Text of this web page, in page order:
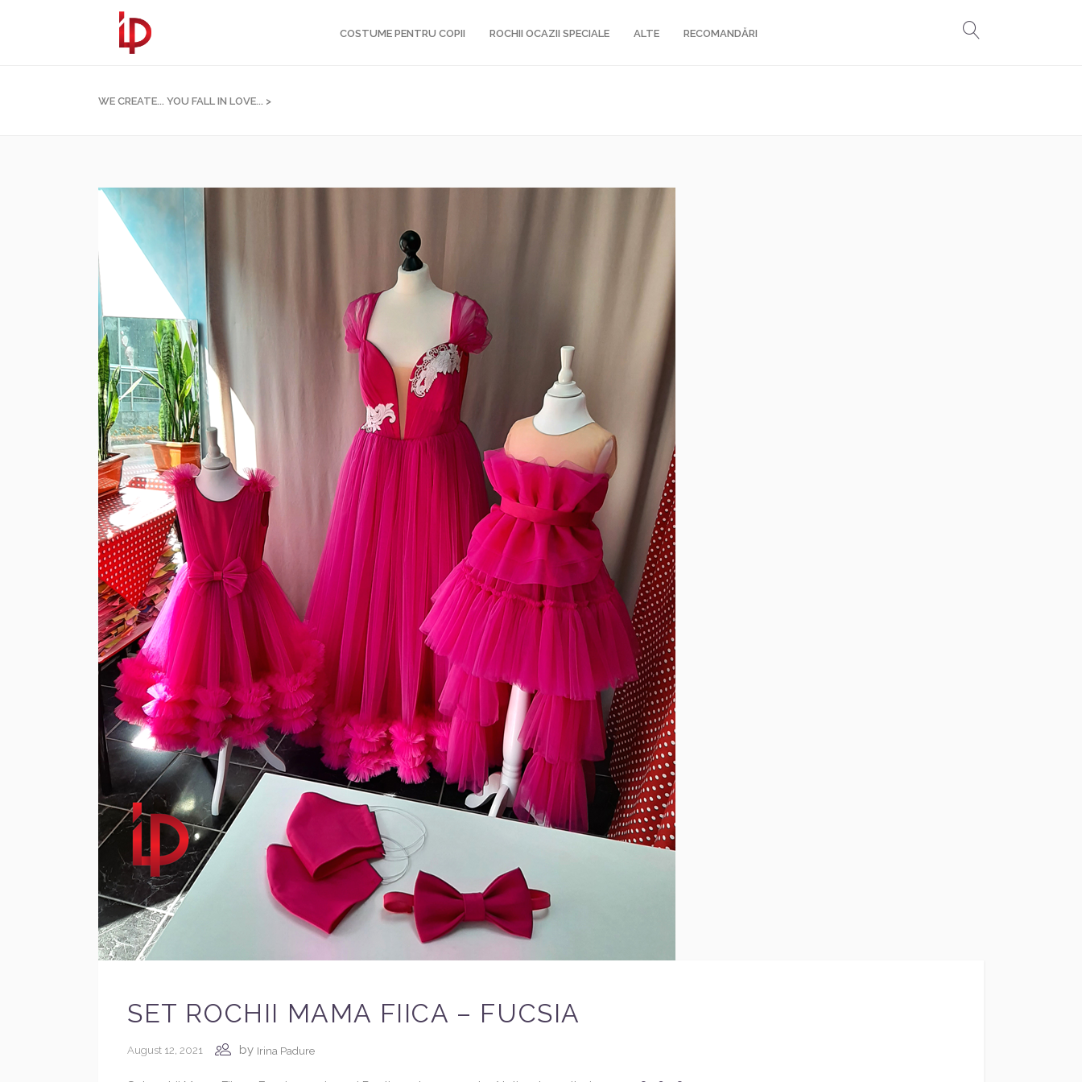
COSTUME PENTRU COPII ROCHII OCAZII SPECIALE ALTE RECOMANDĂRI
WE CREATE... YOU FALL IN LOVE... >
SET ROCHII MAMA FIICA – FUCSIA
August 12, 2021 by Irina Padure